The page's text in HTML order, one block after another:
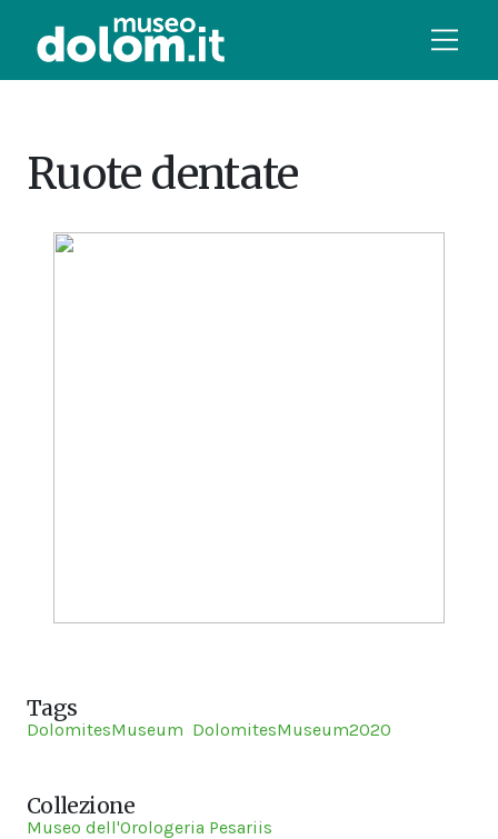
Ruote dentate
Tags
DolomitesMuseum DolomitesMuseum2020
Collezione
Museo dell'Orologeria Pesariis